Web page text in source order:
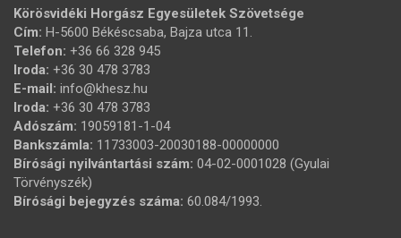
Körösvidéki Horgász Egyesületek Szövetsége
Cím: H-5600 Békéscsaba, Bajza utca 11.
Telefon: +36 66 328 945
Iroda: +36 30 478 3783
E-mail: info@khesz.hu
Iroda: +36 30 478 3783
Adószám: 19059181-1-04
Bankszámla: 11733003-20030188-00000000
Bírósági nyilvántartási szám: 04-02-0001028 (Gyulai
Törvényszék)
Bírósági bejegyzés száma: 60.084/1993.